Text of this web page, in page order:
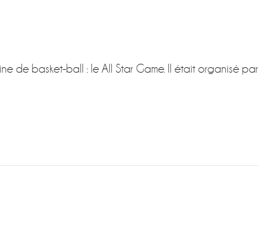
de basket-ball : le All Star Game. Il était organisé par